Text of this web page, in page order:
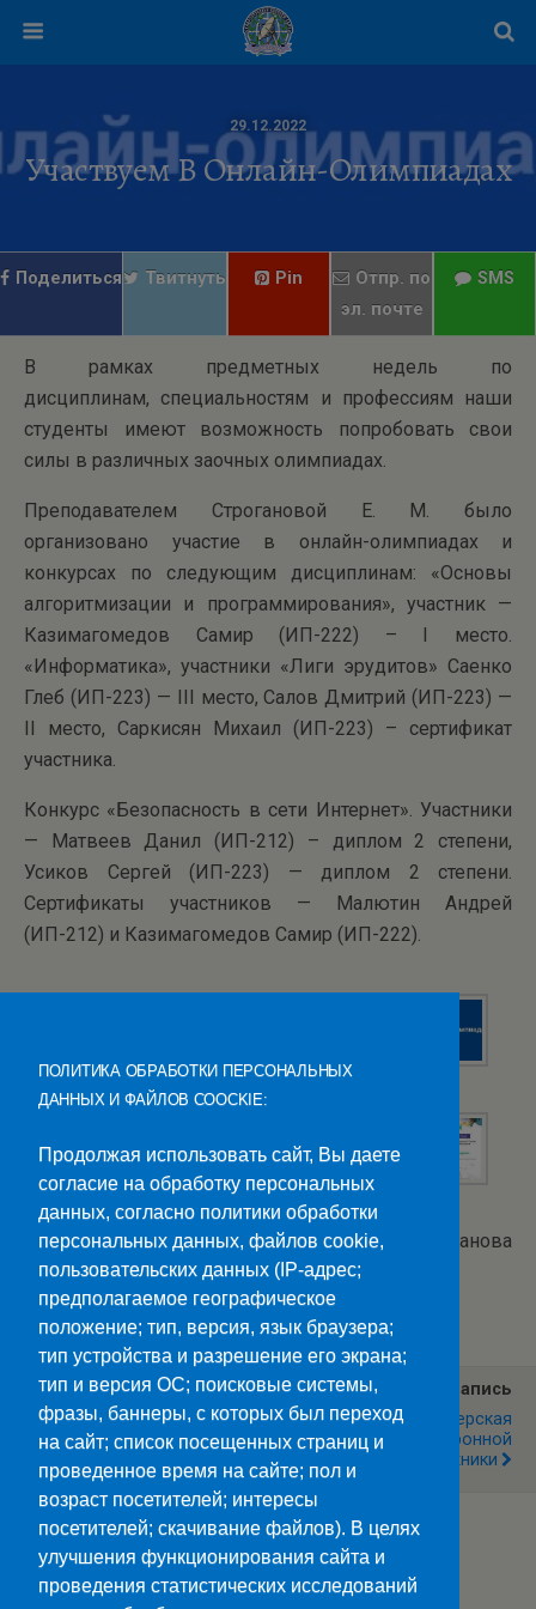
29.12.2022
Участвуем В Онлайн-Олимпиадах
Поделиться Твитнуть Pin
Отпр. по
эл. почте
SMS
В рамках предметных недель по
дисциплинам, специальностям и профессиям наши
студенты имеют возможность попробовать свои
силы в различных заочных олимпиадах.
Преподавателем Строгановой Е. М. было
организовано участие в онлайн-олимпиадах и
конкурсах по следующим дисциплинам: «Основы
алгоритмизации и программирования», участник —
Казимагомедов Самир (ИП-222) – I место.
«Информатика», участники «Лиги эрудитов» Саенко
Глеб (ИП-223) — III место, Салов Дмитрий (ИП-223) —
II место, Саркисян Михаил (ИП-223) – сертификат
участника.
Конкурс «Безопасность в сети Интернет». Участники
— Матвеев Данил (ИП-212) – диплом 2 степени,
Усиков Сергей (ИП-223) — диплом 2 степени.
Сертификаты участников — Малютин Андрей
(ИП-212) и Казимагомедов Самир (ИП-222).
Текст и фото: Е.Строганова
Категории:Новости
Предыдущая Запись
Новогоднее Настроение
Следующая Запись
Мастерская
Радиоэлектронной
Техники
Наверх
ПОЛИТИКА ОБРАБОТКИ ПЕРСОНАЛЬНЫХ
ДАННЫХ И ФАЙЛОВ COOCKIE:
Продолжая использовать сайт, Вы даете
согласие на обработку персональных
данных, согласно политики обработки
персональных данных, файлов cookie,
пользовательских данных (IP-адрес;
предполагаемое географическое
положение; тип, версия, язык браузера;
тип устройства и разрешение его экрана;
тип и версия ОС; поисковые системы,
фразы, баннеры, с которых был переход
на сайт; список посещенных страниц и
проведенное время на сайте; пол и
возраст посетителей; интересы
посетителей; скачивание файлов). В целях
улучшения функционирования сайта и
проведения статистических исследований